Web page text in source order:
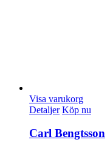
Visa varukorg
Detaljer Köp nu
Carl Bengtsson